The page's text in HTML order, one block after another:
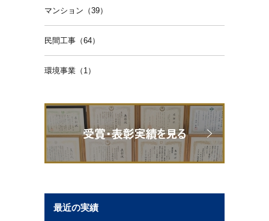
マンション（39）
民間工事（64）
環境事業（1）
最近の実績